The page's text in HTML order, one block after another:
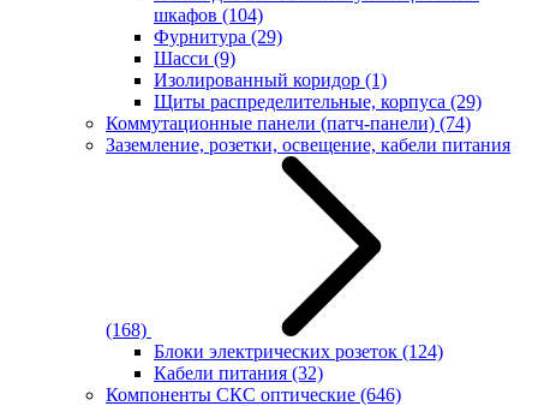
шкафов (104)
Фурнитура (29)
Шасси (9)
Изолированный коридор (1)
Щиты распределительные, корпуса (29)
Коммутационные панели (патч-панели) (74)
Заземление, розетки, освещение, кабели питания
(168)
Блоки электрических розеток (124)
Кабели питания (32)
Компоненты СКС оптические (646)